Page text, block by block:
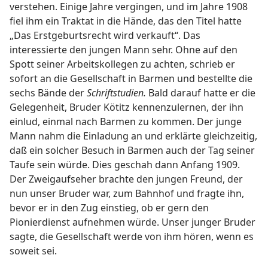
verstehen. Einige Jahre vergingen, und im Jahre 1908
fiel ihm ein Traktat in die Hände, das den Titel hatte
„Das Erstgeburtsrecht wird verkauft“. Das
interessierte den jungen Mann sehr. Ohne auf den
Spott seiner Arbeitskollegen zu achten, schrieb er
sofort an die Gesellschaft in Barmen und bestellte die
sechs Bände derSchriftstudien. Bald darauf hatte er die
Gelegenheit, Bruder Kötitz kennenzulernen, der ihn
einlud, einmal nach Barmen zu kommen. Der junge
Mann nahm die Einladung an und erklärte gleichzeitig,
daß ein solcher Besuch in Barmen auch der Tag seiner
Taufe sein würde. Dies geschah dann Anfang 1909.
Der Zweigaufseher brachte den jungen Freund, der
nun unser Bruder war, zum Bahnhof und fragte ihn,
bevor er in den Zug einstieg, ob er gern den
Pionierdienst aufnehmen würde. Unser junger Bruder
sagte, die Gesellschaft werde von ihm hören, wenn es
soweit sei.